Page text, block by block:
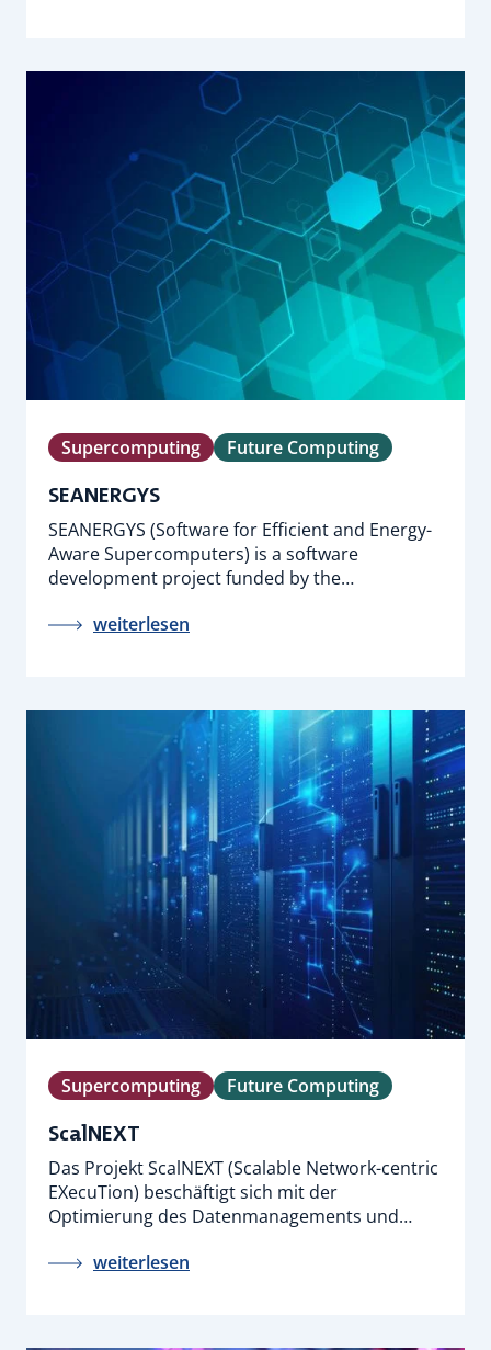
Supercomputing Future Computing
SEANERGYS
SEANERGYS (Software for Efficient and Energy-
Aware Supercomputers) is a software
development project funded by the…
weiterlesen
Supercomputing Future Computing
ScalNEXT
Das Projekt ScalNEXT (Scalable Network-centric
EXecuTion) beschäftigt sich mit der
Optimierung des Datenmanagements und…
weiterlesen